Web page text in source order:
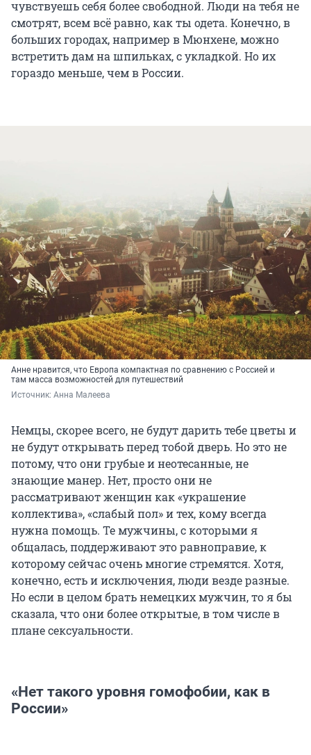
чувствуешь себя более свободной. Люди на тебя не
смотрят, всем всё равно, как ты одета. Конечно, в
больших городах, например в Мюнхене, можно
встретить дам на шпильках, с укладкой. Но их
гораздо меньше, чем в России.
Анне нравится, что Европа компактная по сравнению с Россией и
там масса возможностей для путешествий
Источник: Анна Малеева
Немцы, скорее всего, не будут дарить тебе цветы и
не будут открывать перед тобой дверь. Но это не
потому, что они грубые и неотесанные, не
знающие манер. Нет, просто они не
рассматривают женщин как «украшение
коллектива», «слабый пол» и тех, кому всегда
нужна помощь. Те мужчины, с которыми я
общалась, поддерживают это равноправие, к
которому сейчас очень многие стремятся. Хотя,
конечно, есть и исключения, люди везде разные.
Но если в целом брать немецких мужчин, то я бы
сказала, что они более открытые, в том числе в
плане сексуальности.
«Нет такого уровня гомофобии, как в
России»